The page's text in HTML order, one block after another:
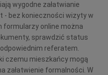
wygodne załatwianie
- bez konieczności wizyty w
formularzy online można
sprawdzić status
referatem.
czemu mieszkańcy mogą
załatwienie formalności. W